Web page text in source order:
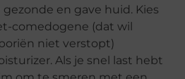
en gave huid. Kies
comedogene (dat wil
niet verstopt)
Als je snel last hebt